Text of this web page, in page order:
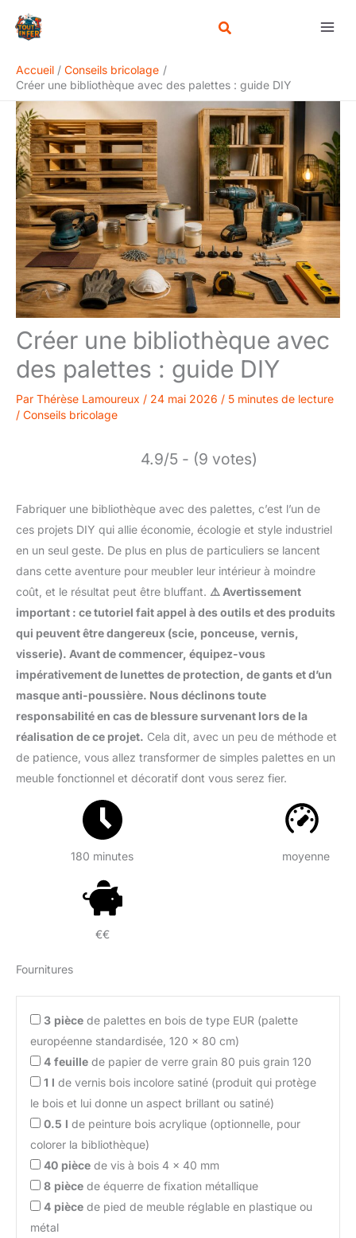
Accueil
Conseils bricolage
Créer une bibliothèque avec des palettes : guide DIY
Créer une bibliothèque avec
des palettes : guide DIY
Par Thérèse Lamoureux / 24 mai 2026 / 5 minutes de lecture
/ Conseils bricolage
4.9/5 - (9 votes)
Fabriquer une bibliothèque avec des palettes, c’est l’un de
ces projets DIY qui allie économie, écologie et style industriel
en un seul geste. De plus en plus de particuliers se lancent
dans cette aventure pour meubler leur intérieur à moindre
coût, et le résultat peut être bluffant. ⚠️ Avertissement
important : ce tutoriel fait appel à des outils et des produits
qui peuvent être dangereux (scie, ponceuse, vernis,
visserie). Avant de commencer, équipez-vous
impérativement de lunettes de protection, de gants et d’un
masque anti-poussière. Nous déclinons toute
responsabilité en cas de blessure survenant lors de la
réalisation de ce projet. Cela dit, avec un peu de méthode et
de patience, vous allez transformer de simples palettes en un
meuble fonctionnel et décoratif dont vous serez fier.
180 minutes moyenne
€€
Fournitures
3 pièce de palettes en bois de type EUR (palette
européenne standardisée, 120 x 80 cm)
4 feuille de papier de verre grain 80 puis grain 120
1 l de vernis bois incolore satiné (produit qui protège
le bois et lui donne un aspect brillant ou satiné)
0.5 l de peinture bois acrylique (optionnelle, pour
colorer la bibliothèque)
40 pièce de vis à bois 4 x 40 mm
8 pièce de équerre de fixation métallique
4 pièce de pied de meuble réglable en plastique ou
métal